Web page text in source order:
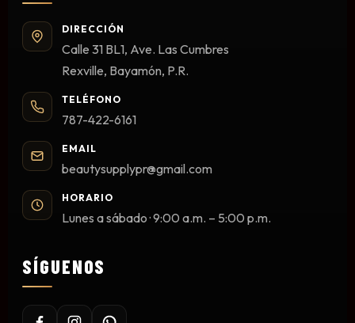
Nail Drills
Monómeros
Acrílicos y Colecciones
Esmaltes y Gel Remover
Top, Base, Builder y Polygel
Pinceles
Lámparas de Secado
Nail Tips, Gel Tips y Pegas
Mesas y Maletas
Herramientas y Accesorios
DIRECCIÓN
Calle 31 BL1, Ave. Las Cumbres
Rexville, Bayamón, P.R.
TELÉFONO
787-422-6161
EMAIL
beautysupplypr@gmail.com
HORARIO
Lunes a sábado · 9:00 a.m. – 5:00 p.m.
SÍGUENOS